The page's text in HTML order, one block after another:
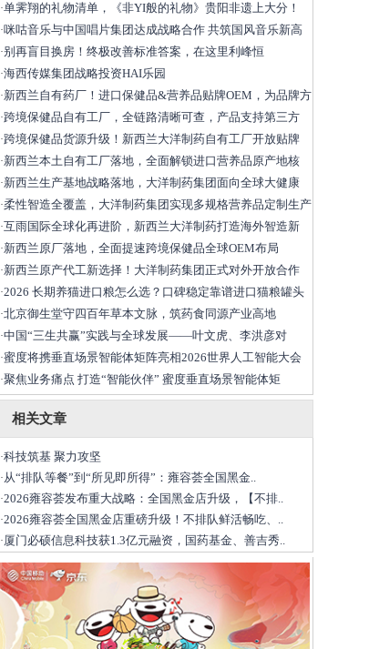
·单霁翔的礼物清单，《非YI般的礼物》贵阳非遗上大分！
·咪咕音乐与中国唱片集团达成战略合作 共筑国风音乐新高
·​别再盲目换房！终极改善标准答案，在这里利峰恒
·海西传媒集团战略投资HAI乐园
·新西兰自有药厂！进口保健品&营养品贴牌OEM，为品牌方
·跨境保健品自有工厂，全链路清晰可查，产品支持第三方
·跨境保健品货源升级！新西兰大洋制药自有工厂开放贴牌
·新西兰本土自有工厂落地，全面解锁进口营养品原产地核
·新西兰生产基地战略落地，大洋制药集团面向全球大健康
·柔性智造全覆盖，大洋制药集团实现多规格营养品定制生产
·互雨国际全球化再进阶，新西兰大洋制药打造海外智造新
·新西兰原厂落地，全面提速跨境保健品全球OEM布局
·新西兰原产代工新选择！大洋制药集团正式对外开放合作
·2026 长期养猫进口粮怎么选？口碑稳定靠谱进口猫粮罐头
·北京御生堂守四百年草本文脉，筑药食同源产业高地
·中国“三生共赢”实践与全球发展——叶文虎、李洪彦对
·蜜度将携垂直场景智能体矩阵亮相2026世界人工智能大会
·聚焦业务痛点 打造“智能伙伴” 蜜度垂直场景智能体矩
相关文章
·科技筑基 聚力攻坚
·从“排队等餐”到“所见即所得”：雍容荟全国黑金..
·2026雍容荟发布重大战略：全国黑金店升级，【不排..
·2026雍容荟全国黑金店重磅升级！不排队鲜活畅吃、..
·厦门必硕信息科技获1.3亿元融资，国药基金、善吉秀..